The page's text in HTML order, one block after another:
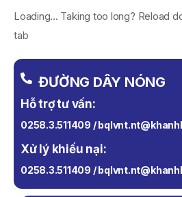
Loading... Taking too long? Reload
tab
ĐƯỜNG DÂY NÓNG
Hỗ trợ tư vấn:
0258.3.511409 /
Xử lý khiếu nại:
0258.3.511409 /